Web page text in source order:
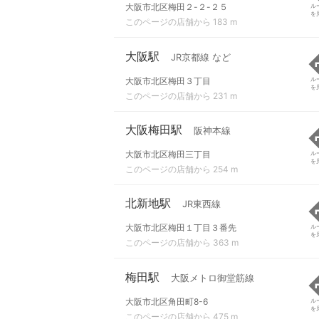
大阪市北区梅田２-２-２５
このページの店舗から 183 m
ル
を
大阪駅 JR京都線 など
大阪市北区梅田３丁目
このページの店舗から 231 m
ル
を
大阪梅田駅 阪神本線
大阪市北区梅田三丁目
このページの店舗から 254 m
ル
を
北新地駅 JR東西線
大阪市北区梅田１丁目３番先
このページの店舗から 363 m
ル
を
梅田駅 大阪メトロ御堂筋線
大阪市北区角田町8-6
このページの店舗から 475 m
ル
を